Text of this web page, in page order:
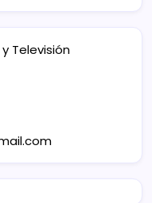
Televisión